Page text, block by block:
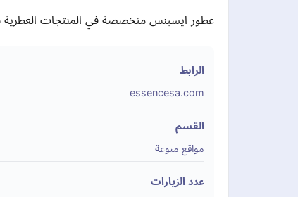
عطور ايسينس متخصصة في المنتجات العطرية
الرابط
essencesa.com
القسم
مواقع منوعة
عدد الزيارات